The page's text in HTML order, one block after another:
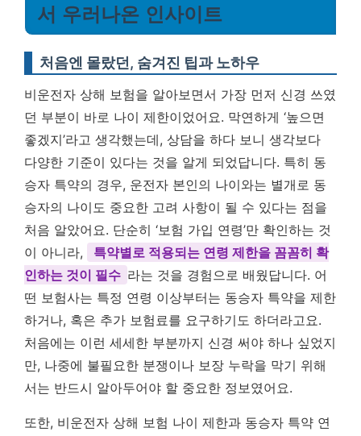
서 우러나온 인사이트
처음엔 몰랐던, 숨겨진 팁과 노하우
비운전자 상해 보험을 알아보면서 가장 먼저 신경 쓰였
던 부분이 바로 나이 제한이었어요. 막연하게 ‘높으면
좋겠지’라고 생각했는데, 상담을 하다 보니 생각보다
다양한 기준이 있다는 것을 알게 되었답니다. 특히 동
승자 특약의 경우, 운전자 본인의 나이와는 별개로 동
승자의 나이도 중요한 고려 사항이 될 수 있다는 점을
처음 알았어요. 단순히 ‘보험 가입 연령’만 확인하는 것
이 아니라,
특약별로 적용되는 연령 제한을 꼼꼼히 확
인하는 것이 필수 라는 것을 경험으로 배웠답니다. 어
떤 보험사는 특정 연령 이상부터는 동승자 특약을 제한
하거나, 혹은 추가 보험료를 요구하기도 하더라고요.
처음에는 이런 세세한 부분까지 신경 써야 하나 싶었지
만, 나중에 불필요한 분쟁이나 보장 누락을 막기 위해
서는 반드시 알아두어야 할 중요한 정보였어요.
또한, 비운전자 상해 보험 나이 제한과 동승자 특약 연